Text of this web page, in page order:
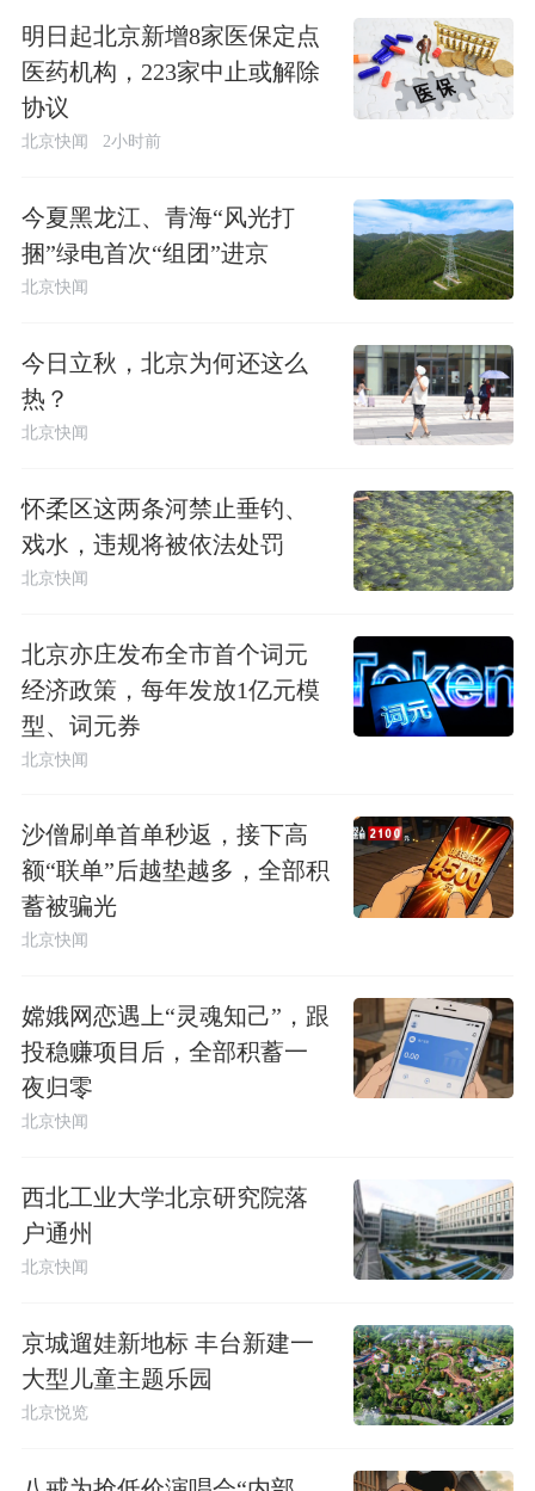
明日起北京新增8家医保定点
医药机构，223家中止或解除
协议
北京快闻 2小时前
今夏黑龙江、青海“风光打
捆”绿电首次“组团”进京
北京快闻
今日立秋，北京为何还这么
热？
北京快闻
怀柔区这两条河禁止垂钓、
戏水，违规将被依法处罚
北京快闻
北京亦庄发布全市首个词元
经济政策，每年发放1亿元模
型、词元券
北京快闻
沙僧刷单首单秒返，接下高
额“联单”后越垫越多，全部积
蓄被骗光
北京快闻
嫦娥网恋遇上“灵魂知己”，跟
投稳赚项目后，全部积蓄一
夜归零
北京快闻
西北工业大学北京研究院落
户通州
北京快闻
京城遛娃新地标 丰台新建一
大型儿童主题乐园
北京悦览